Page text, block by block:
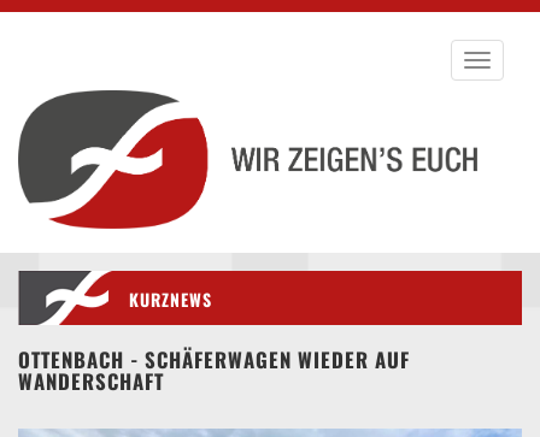
Toggle
KURZNEWS
OTTENBACH - SCHÄFERWAGEN WIEDER AUF
WANDERSCHAFT